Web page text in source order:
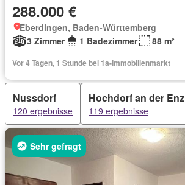
288.000 €
Eberdingen, Baden-Württemberg
3 Zimmer
1 Badezimmer 88 m²
Vor 4 Tagen, 1 Stunde bei 1a-Immobilienmarkt
Nussdorf
120 ergebnisse
Hochdorf an der Enz
119 ergebnisse
Sehr gefragt